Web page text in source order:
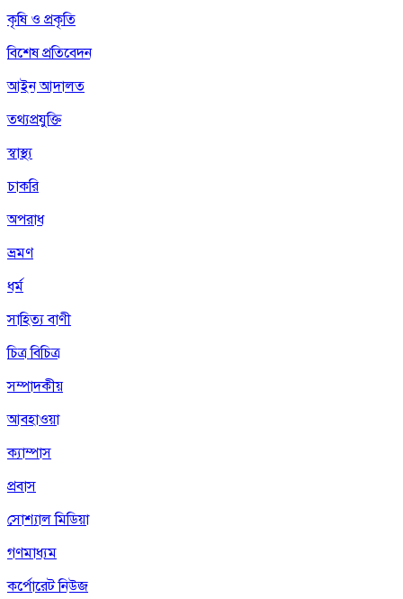
কৃষি ও প্রকৃতি
বিশেষ প্রতিবেদন
আইন আদালত
তথ্যপ্রযুক্তি
স্বাস্থ্য
চাকরি
অপরাধ
ভ্রমণ
ধর্ম
সাহিত্য বাণী
চিত্র বিচিত্র
সম্পাদকীয়
আবহাওয়া
ক্যাম্পাস
প্রবাস
সোশ্যাল মিডিয়া
গণমাধ্যম
কর্পোরেট নিউজ